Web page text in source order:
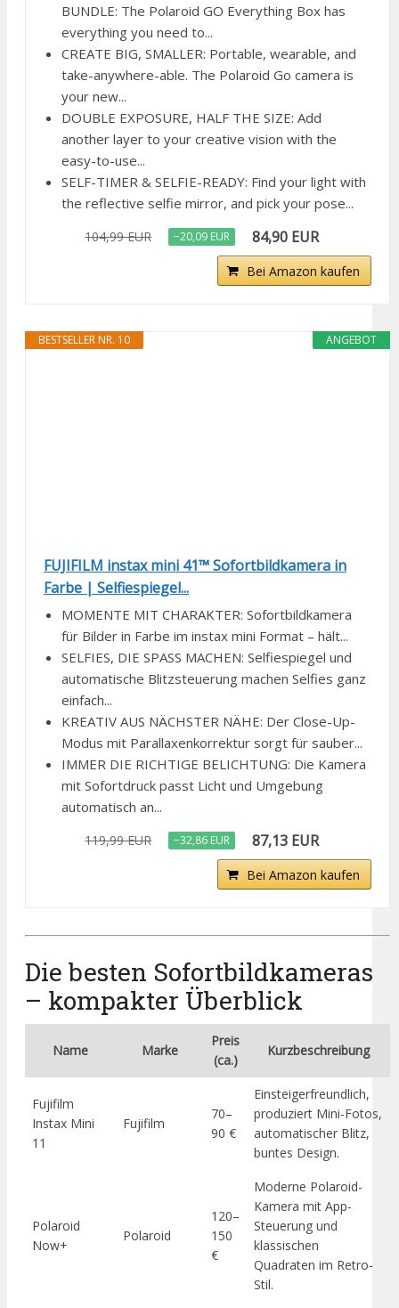
BUNDLE: The Polaroid GO Everything Box has
everything you need to...
CREATE BIG, SMALLER: Portable, wearable, and
take-anywhere-able. The Polaroid Go camera is
your new...
DOUBLE EXPOSURE, HALF THE SIZE: Add
another layer to your creative vision with the
easy-to-use...
SELF-TIMER & SELFIE-READY: Find your light with
the reflective selfie mirror, and pick your pose...
104,99 EUR −20,09 EUR 84,90 EUR
Bei Amazon kaufen
ANGEBOT
BESTSELLER NR. 10
FUJIFILM instax mini 41™ Sofortbildkamera in
Farbe | Selfiespiegel...
MOMENTE MIT CHARAKTER: Sofortbildkamera
für Bilder in Farbe im instax mini Format – hält...
SELFIES, DIE SPASS MACHEN: Selfiespiegel und
automatische Blitzsteuerung machen Selfies ganz
einfach...
KREATIV AUS NÄCHSTER NÄHE: Der Close-Up-
Modus mit Parallaxenkorrektur sorgt für sauber...
IMMER DIE RICHTIGE BELICHTUNG: Die Kamera
mit Sofortdruck passt Licht und Umgebung
automatisch an...
119,99 EUR −32,86 EUR 87,13 EUR
Bei Amazon kaufen
Die besten Sofortbildkameras
– kompakter Überblick
Name Marke
Preis
(ca.)
Kurzbeschreibung
Fujifilm
Instax Mini
11
Fujifilm
70–
90 €
Einsteigerfreundlich,
produziert Mini-Fotos,
automatischer Blitz,
buntes Design.
Polaroid
Now+
Polaroid
120–
150
€
Moderne Polaroid-
Kamera mit App-
Steuerung und
klassischen
Quadraten im Retro-
Stil.